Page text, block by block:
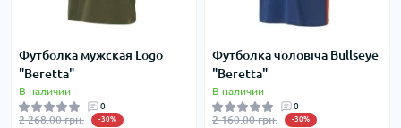
Футболка мужская Logo
"Beretta"
В наличии
0
2 268.00 грн. -30%
Футболка чоловіча Bullseye
"Beretta"
В наличии
0
2 160.00 грн. -30%